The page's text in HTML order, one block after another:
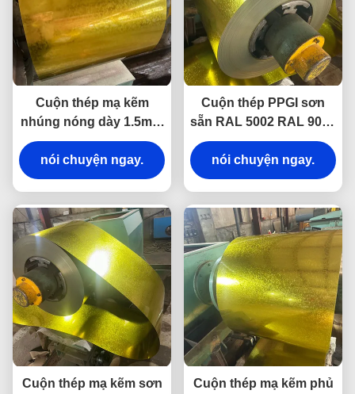
Cuộn thép mạ kẽm
nhúng nóng dày 1.5mm
Cuộn thép mạ kẽm sơn
sẵn
nói chuyện ngay.
Cuộn thép PPGI sơn
sẵn RAL 5002 RAL 9007
Thép tấm cán SGCD
nói chuyện ngay.
Cuộn thép mạ kẽm sơn
Cuộn thép mạ kẽm phủ